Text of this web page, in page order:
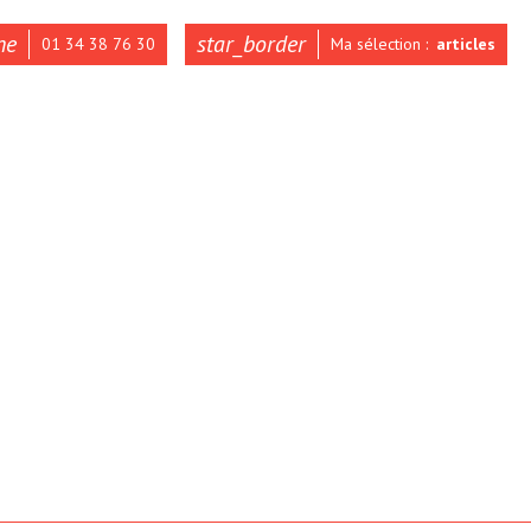
01 34 38 76 30 star_border Ma sélection : articles